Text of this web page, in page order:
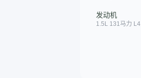
发动机
1.5L 131马力 L4